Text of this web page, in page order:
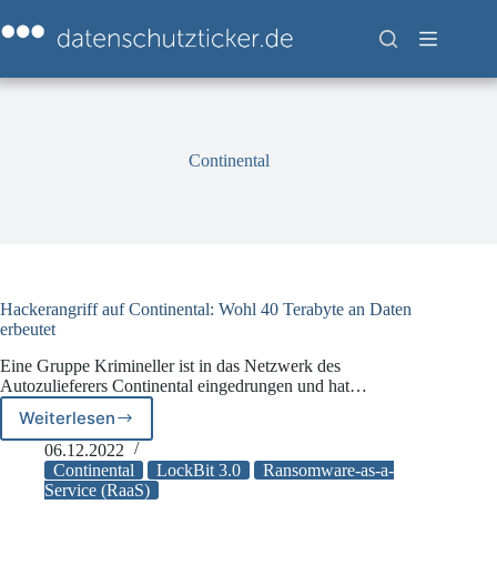
Inhalt
springen
Continental
Hackerangriff auf Continental: Wohl 40 Terabyte an Daten
erbeutet
Eine Gruppe Krimineller ist in das Netzwerk des
Autozulieferers Continental eingedrungen und hat…
WeiterlesenHackerangriff
auf
Continental:
Wohl
06.12.2022
Continental
LockBit 3.0
Ransomware-as-a-
Service (RaaS)